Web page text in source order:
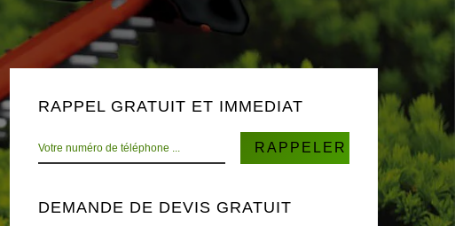
RAPPEL GRATUIT ET IMMEDIAT
DEMANDE DE DEVIS GRATUIT